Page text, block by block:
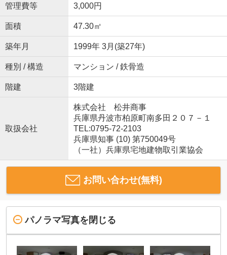
管理費等 3,000円
面積 47.30㎡
築年月 1999年 3月(築27年)
種別 / 構造 マンション / 鉄骨造
階建 3階建
取扱会社
株式会社 松井商事
兵庫県丹波市柏原町南多田２０７－１
TEL:0795-72-2103
兵庫県知事 (10) 第750049号
（一社）兵庫県宅地建物取引業協会
お問い合わせ(無料)
パノラマ写真を閉じる